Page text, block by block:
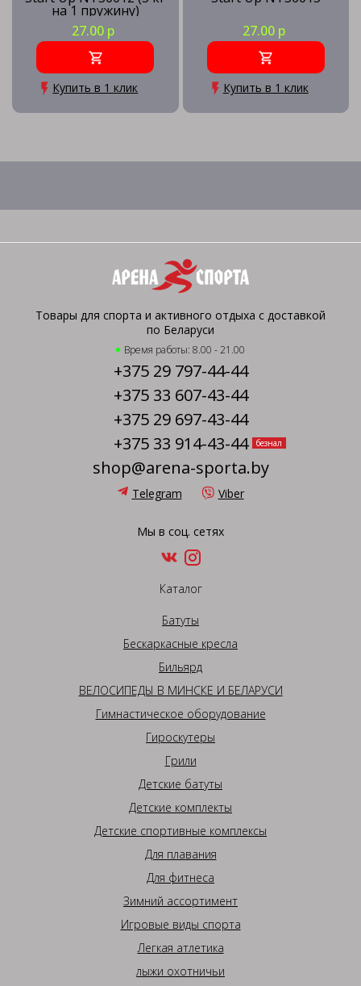
на 1 пружину)
27.00 р
Купить в 1 клик
27.00 р
Купить в 1 клик
Товары для спорта и активного отдыха с доставкой
по Беларуси
Время работы: 8.00 - 21.00
+375 29 797-44-44
+375 33 607-43-44
+375 29 697-43-44
+375 33 914-43-44
безнал
shop@arena-sporta.by
Telegram Viber
Мы в соц. сетях
Каталог
Батуты
Бескаркасные кресла
Бильярд
ВЕЛОСИПЕДЫ В МИНСКЕ И БЕЛАРУСИ
Гимнастическое оборудование
Гироскутеры
Грили
Детские батуты
Детские комплекты
Детские спортивные комплексы
Для плавания
Для фитнеса
Зимний ассортимент
Игровые виды спорта
Легкая атлетика
лыжи охотничьи